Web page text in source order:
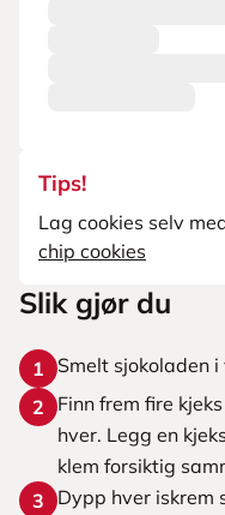
Tips!
Lag cookies selv
chip cookies
Slik gjør du
1
Smelt sjokoladen
2
Finn frem fire
hver. Legg en
klem forsiktig
3
Dypp hver iskrem